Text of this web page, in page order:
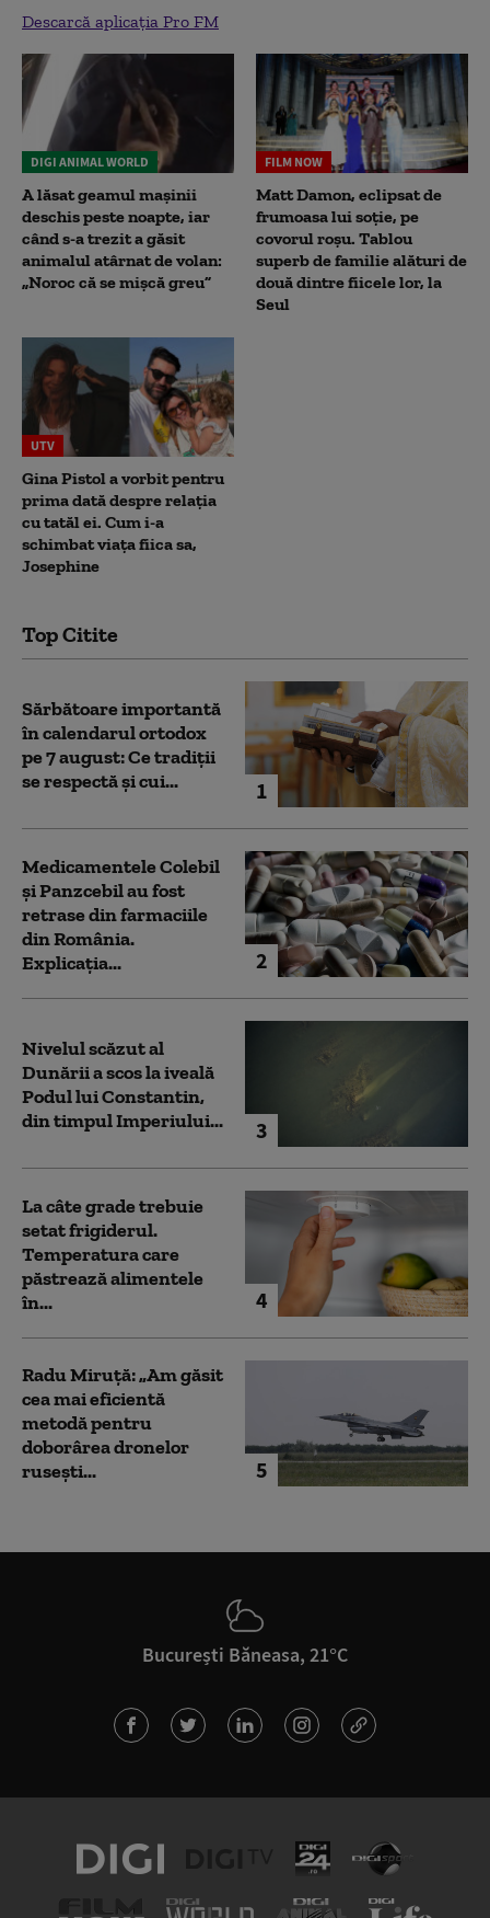
Descarcă aplicația Pro FM
DIGI ANIMAL WORLD
A lăsat geamul mașinii
deschis peste noapte, iar
când s-a trezit a găsit
animalul atârnat de volan:
„Noroc că se mișcă greu”
FILM NOW
Matt Damon, eclipsat de
frumoasa lui soție, pe
covorul roșu. Tablou
superb de familie alături de
două dintre fiicele lor, la
Seul
UTV
Gina Pistol a vorbit pentru
prima dată despre relația
cu tatăl ei. Cum i-a
schimbat viața fiica sa,
Josephine
Top Citite
1
Sărbătoare importantă
în calendarul ortodox
pe 7 august: Ce tradiții
se respectă și cui...
2
Medicamentele Colebil
și Panzcebil au fost
retrase din farmaciile
din România.
Explicația...
3
Nivelul scăzut al
Dunării a scos la iveală
Podul lui Constantin,
din timpul Imperiului...
4
La câte grade trebuie
setat frigiderul.
Temperatura care
păstrează alimentele
în...
5
Radu Miruță: „Am găsit
cea mai eficientă
metodă pentru
doborârea dronelor
rusești...
București Băneasa, 21°C